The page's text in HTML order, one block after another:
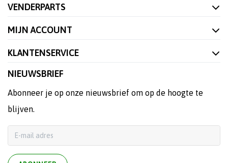
VENDERPARTS
MIJN ACCOUNT
KLANTENSERVICE
NIEUWSBRIEF
Abonneer je op onze nieuwsbrief om op de hoogte te
blijven.